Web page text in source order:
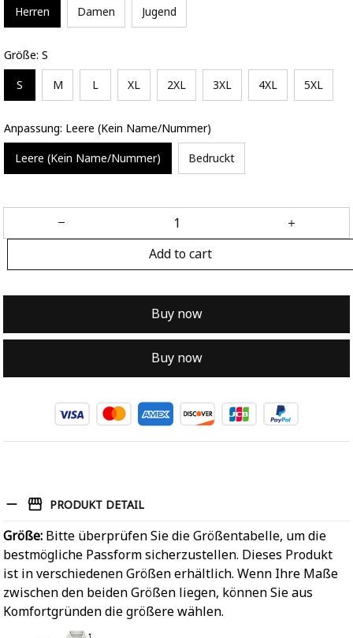
Herren Damen Jugend
Größe: S
S M L XL 2XL 3XL 4XL 5XL
Anpassung: Leere (Kein Name/Nummer)
Leere (Kein Name/Nummer) Bedruckt
Add to cart
Buy now
Buy now
PRODUKT DETAIL
Größe: Bitte überprüfen Sie die Größentabelle, um die
bestmögliche Passform sicherzustellen. Dieses Produkt
ist in verschiedenen Größen erhältlich. Wenn Ihre Maße
zwischen den beiden Größen liegen, können Sie aus
Komfortgründen die größere wählen.